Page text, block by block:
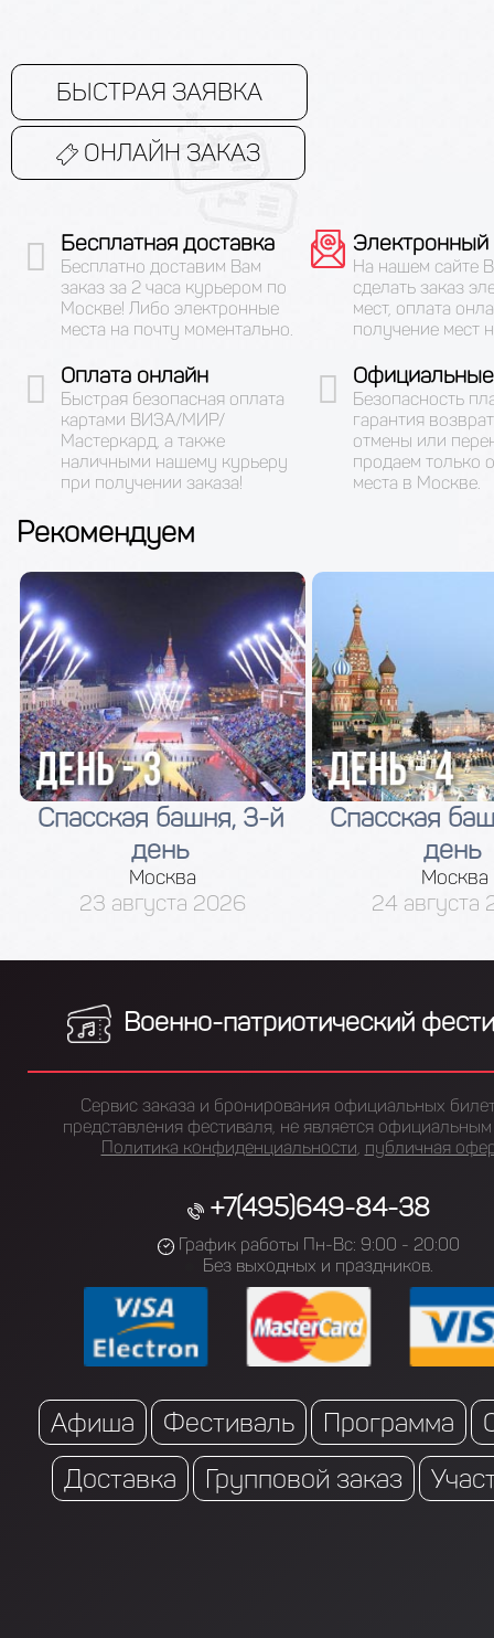
БЫСТРАЯ ЗАЯВКА
ОНЛАЙН ЗАКАЗ
Бесплатная доставка
Бесплатно доставим Вам
заказ за 2 часа курьером по
Москве! Либо электронные
места на почту моментально.
Электронный
На нашем сайте
сделать заказ
мест, оплата
получение мест
Оплата онлайн
Быстрая безопасная оплата
картами ВИЗА/МИР/
Мастеркард, а также
наличными нашему курьеру
при получении заказа!
Безопасность
гарантия
отмены или
продаем только
места в Москве.
Рекомендуем
Спасская башня, 3-й
день
Москва
23 августа 2026
Спасская
день
Москва
24 августа
Военно-патриотический
Сервис заказа и бронирования официальных
представления фестиваля, не является
Политика конфиденциальности, публичная
+7(495)649-84-38
График работы Пн-Вс: 9:00 - 20:00
Без выходных и праздников.
Афиша Фестиваль Программа
Доставка
Групповой заказ